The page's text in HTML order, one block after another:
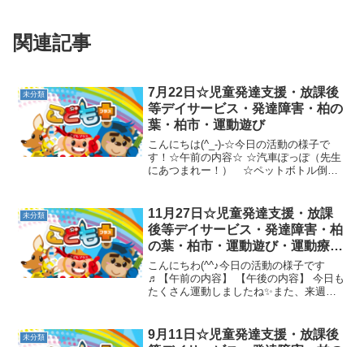
関連記事
未分類
7月22日☆児童発達支援・放課後
等デイサービス・発達障害・柏の
葉・柏市・運動遊び
こんにちは(^_-)-☆今日の活動の様子で
す！☆午前の内容☆ ☆汽車ぽっぽ（先生
にあつまれー！） ☆ペットボトル倒し
ランポリン5回とび箱、ピーナッツバラン
スボール ☆カミ...
未分類
11月27日☆児童発達支援・放課
後等デイサービス・発達障害・柏
の葉・柏市・運動遊び・運動療
育・プログラム・楽しい療育
こんにちわ(^^♪今日の活動の様子です
♬【午前の内容】 【午後の内容】 今日も
たくさん運動しましたね✨また、来週も
未分類
9月11日☆児童発達支援・放課後